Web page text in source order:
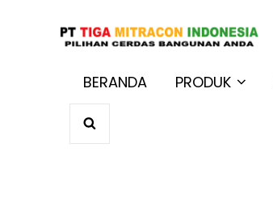
BERANDA PRODUK